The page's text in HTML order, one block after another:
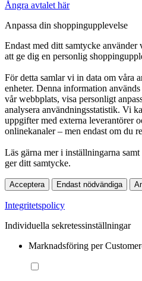
Ångra avtalet här
Anpassa din shoppingupplevelse
Endast med ditt samtycke
att ge dig en personlig
För detta samlar vi in data om våra
enheter. Denna information
vår webbplats, visa personligt
analysera användningsstatistik. Vi
uppgifter med externa leverantörer
onlinekanaler – men endast om du
Läs gärna mer i inställningarna
ger ditt samtycke.
Acceptera Endast nödvändiga
Integritetspolicy
Individuella sekretessinställningar
Marknadsföring per